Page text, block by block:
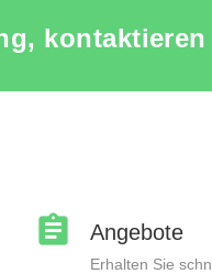
Angebote
Erhalten Sie